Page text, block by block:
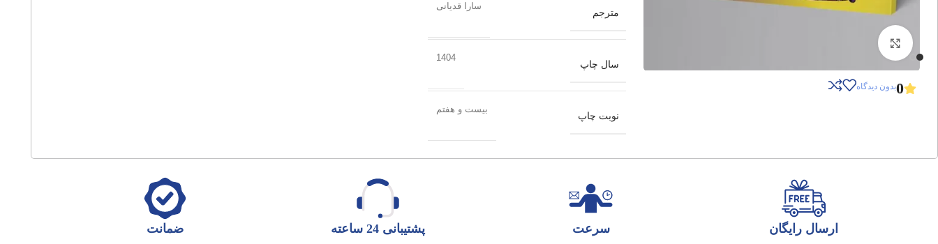
0بدون دیدگاه
مترجم
سارا قدیانی
سال چاپ
1404
نوبت چاپ
بیست و هفتم
ارسال رایگان سرعت پشتیبانی 24 ساعته ضمانت